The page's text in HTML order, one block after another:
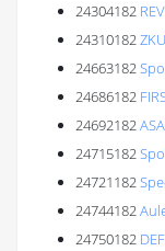
24304182
24310182
24663182
24686182
24692182
24715182
24721182
24744182
24750182